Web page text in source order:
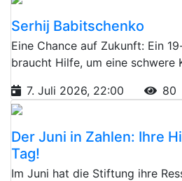
Serhij Babitschenko
Eine Chance auf Zukunft: Ein
braucht Hilfe, um eine schwere
7. Juli 2026, 22:00
80
Der Juni in Zahlen: Ihre
Tag!
Im Juni hat die Stiftung ihre